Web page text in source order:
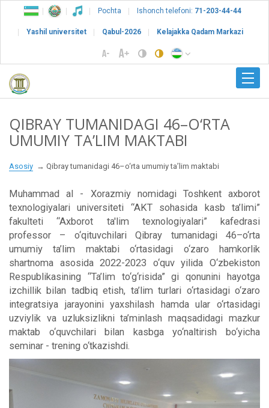
Pochta Ishonch telefoni: 71-203-44-44
Yashil universitet Qabul-2026 Kelajakka Qadam Markazi
QIBRAY TUMANIDAGI 46–O‘RTA
UMUMIY TA’LIM MAKTABI
Asosiy Qibray tumanidagi 46–o‘rta umumiy ta’lim maktabi
Muhammad al - Xorazmiy nomidagi Toshkent axborot
texnologiyalari universiteti “AKT sohasida kasb ta’limi”
fakulteti “Axborot ta'lim texnologiyalari” kafedrasi
professor – o‘qituvchilari Qibray tumanidagi 46–o‘rta
umumiy ta’lim maktabi o‘rtasidagi o‘zaro hamkorlik
shartnoma asosida 2022-2023 o‘quv yilida O‘zbekiston
Respublikasining “Ta’lim to‘g‘risida” gi qonunini hayotga
izchillik bilan tadbiq etish, ta’lim turlari o‘rtasidagi o‘zaro
integratsiya jarayonini yaxshilash hamda ular o‘rtasidagi
uzviylik va uzluksizlikni ta’minlash maqsadidagi mazkur
maktab o‘quvchilari bilan kasbga yo‘naltirish bo‘yicha
seminar - trening o‘tkazishdi.